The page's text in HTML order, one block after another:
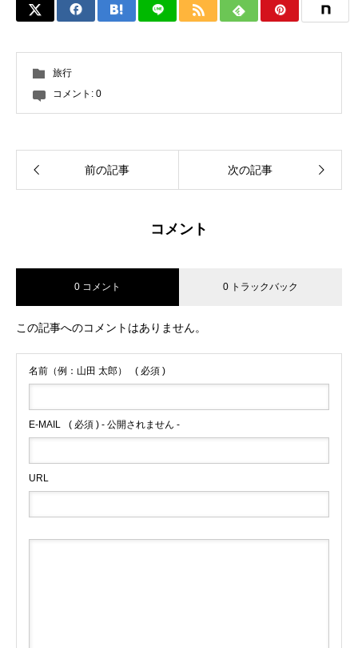
旅行
コメント: 0
前の記事 次の記事
コメント
0 コメント 0 トラックバック
この記事へのコメントはありません。
名前（例：山田 太郎） ( 必須 )
E-MAIL ( 必須 ) - 公開されません -
URL